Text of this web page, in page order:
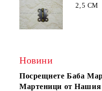
2,5 СМ
Новини
Посрещнете Баба
Мартеници от